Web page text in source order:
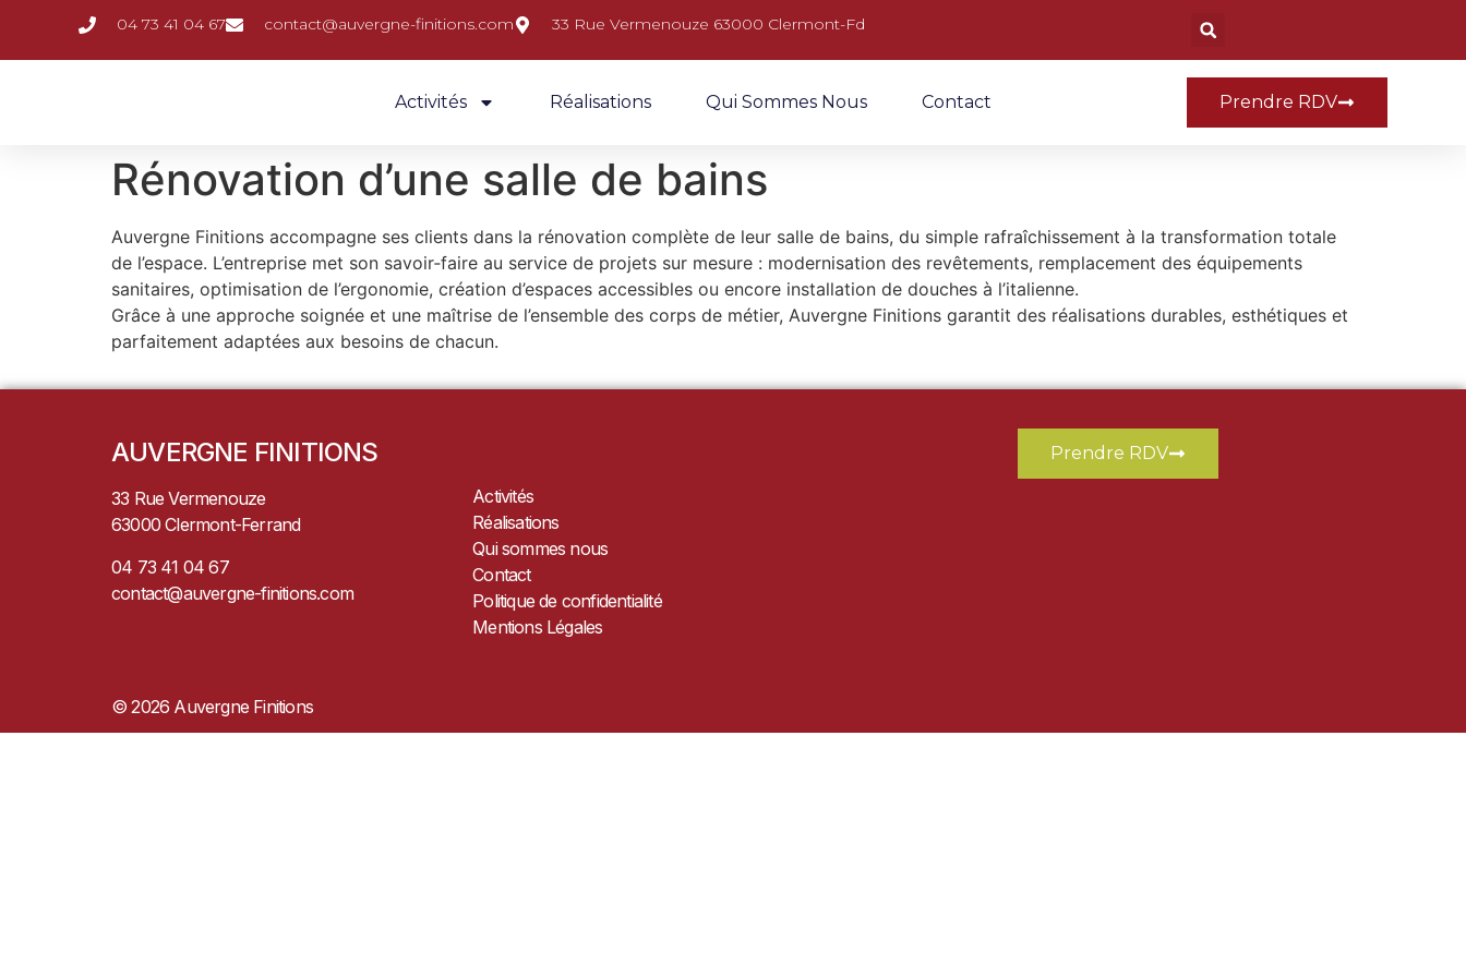
04 73 41 04 67 contact@auvergne-finitions.com 33 Rue Vermenouze 63000 Clermont-Fd
Activités Réalisations Qui Sommes Nous Contact Prendre RDV
Rénovation d’une salle de bains
Auvergne Finitions accompagne ses clients dans la rénovation complète de leur salle de bains, du simple rafraîchissement à la transformation totale
de l’espace. L’entreprise met son savoir‑faire au service de projets sur mesure : modernisation des revêtements, remplacement des équipements
sanitaires, optimisation de l’ergonomie, création d’espaces accessibles ou encore installation de douches à l’italienne.
Grâce à une approche soignée et une maîtrise de l’ensemble des corps de métier, Auvergne Finitions garantit des réalisations durables, esthétiques et
parfaitement adaptées aux besoins de chacun.
AUVERGNE FINITIONS
33 Rue Vermenouze
63000 Clermont-Ferrand
04 73 41 04 67
contact@auvergne-finitions.com
Activités
Réalisations
Qui sommes nous
Contact
Politique de confidentialité
Mentions Légales
Prendre RDV
© 2026 Auvergne Finitions